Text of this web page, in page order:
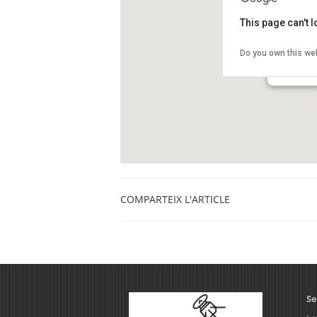
Passeig
This page can't
Do you own this
COMPARTEIX L'ARTICLE